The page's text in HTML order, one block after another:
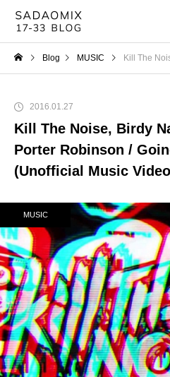
Blog MUSIC Kill The Noise, Birdy
2016.01.27
Kill The Noise, Birdy
Porter Robinson /
(Unofficial Music
MUSIC